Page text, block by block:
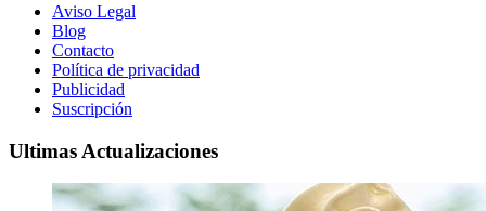
Aviso Legal
Blog
Contacto
Política de privacidad
Publicidad
Suscripción
Ultimas Actualizaciones